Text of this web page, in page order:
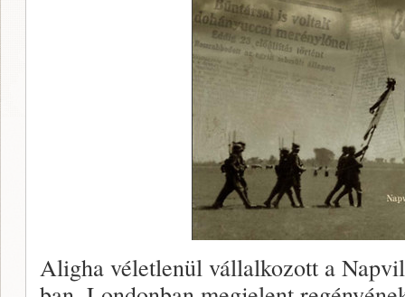
Aligha véletlenül vállalkozott a